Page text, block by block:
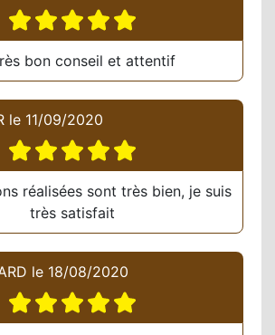
bon conseil et attentif
le 11/09/2020
réalisées sont très bien, je suis
très satisfait
le 18/08/2020